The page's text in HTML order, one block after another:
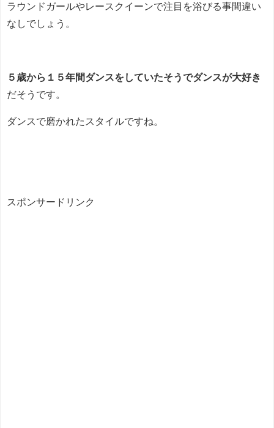
ラウンドガールやレースクイーンで注目を浴びる事間違い
なしでしょう。
５歳から１５年間ダンスをしていたそうでダンスが大好き
だそうです。
ダンスで磨かれたスタイルですね。
スポンサードリンク